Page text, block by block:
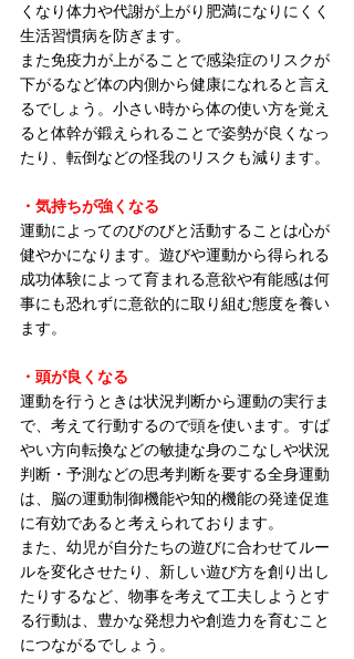
くなり体力や代謝が上がり肥満になりにくく
生活習慣病を防ぎます。
また免疫力が上がることで感染症のリスクが
下がるなど体の内側から健康になれると言え
るでしょう。小さい時から体の使い方を覚え
ると体幹が鍛えられることで姿勢が良くなっ
たり、転倒などの怪我のリスクも減ります。
・気持ちが強くなる
運動によってのびのびと活動することは心が
健やかになります。遊びや運動から得られる
成功体験によって育まれる意欲や有能感は何
事にも恐れずに意欲的に取り組む態度を養い
ます。
・頭が良くなる
運動を行うときは状況判断から運動の実行ま
で、考えて行動するので頭を使います。すば
やい方向転換などの敏捷な身のこなしや状況
判断・予測などの思考判断を要する全身運動
は、脳の運動制御機能や知的機能の発達促進
に有効であると考えられております。
また、幼児が自分たちの遊びに合わせてルー
ルを変化させたり、新しい遊び方を創り出し
たりするなど、物事を考えて工夫しようとす
る行動は、豊かな発想力や創造力を育むこと
につながるでしょう。